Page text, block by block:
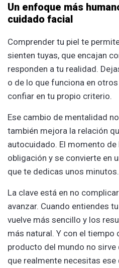
Un enfoque más
cuidado facial
Comprender tu piel te
sienten tuyas, que encajan
responden a tu realidad.
o de lo que funciona en
confiar en tu propio criterio.
Ese cambio de mentalidad
también mejora la relación
autocuidado. El momento
obligación y se convierte en
que te dedicas unos minutos.
La clave está en no
avanzar. Cuando entiendes
vuelve más sencillo y los
más natural. Y con el tiempo
producto del mundo no sirve
que realmente necesitas